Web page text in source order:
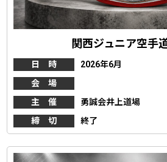
関西ジュニア空手
日 時
2026年6月
会 場
主 催
勇誠会井上道場
締 切
終了